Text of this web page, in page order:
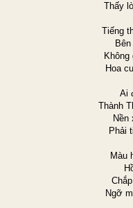
Thấy
Tiếng
Hoa
Ai
Thành
Nền
Phải
Màu
Ngỡ